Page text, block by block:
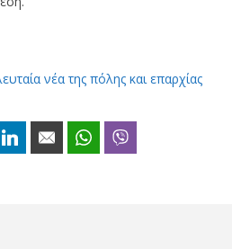
νέα της πόλης και επαρχίας
LinkedIn Email WhatsApp